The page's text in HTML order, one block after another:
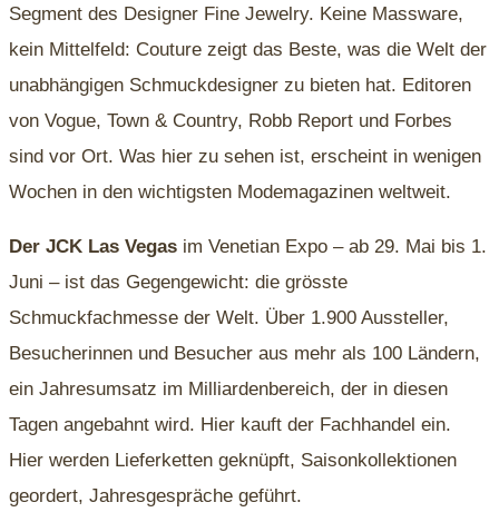
Segment des Designer Fine Jewelry. Keine Massware,
kein Mittelfeld: Couture zeigt das Beste, was die Welt der
unabhängigen Schmuckdesigner zu bieten hat. Editoren
von Vogue, Town & Country, Robb Report und Forbes
sind vor Ort. Was hier zu sehen ist, erscheint in wenigen
Wochen in den wichtigsten Modemagazinen weltweit.
Der JCK Las Vegas im Venetian Expo – ab 29. Mai bis 1.
Juni – ist das Gegengewicht: die grösste
Schmuckfachmesse der Welt. Über 1.900 Aussteller,
Besucherinnen und Besucher aus mehr als 100 Ländern,
ein Jahresumsatz im Milliardenbereich, der in diesen
Tagen angebahnt wird. Hier kauft der Fachhandel ein.
Hier werden Lieferketten geknüpft, Saisonkollektionen
geordert, Jahresgespräche geführt.